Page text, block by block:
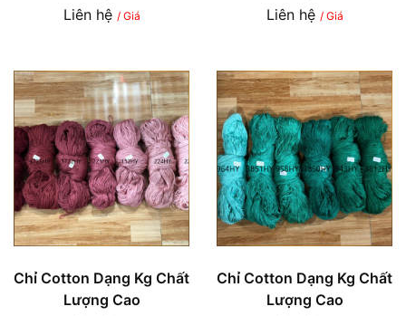
Liên hệ / Giá
Liên hệ / Giá
Chỉ Cotton Dạng Kg Chất
Lượng Cao
Chỉ Cotton Dạng Kg Chất
Lượng Cao